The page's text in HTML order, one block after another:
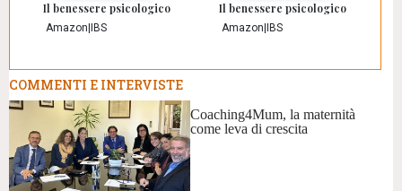
Il benessere psicologico
Amazon IBS
Il benessere psicologico
Amazon IBS
COMMENTI E INTERVISTE
Coaching4Mum, la maternità
come leva di crescita